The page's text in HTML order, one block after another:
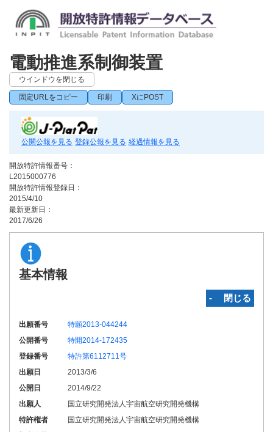
電動推進系制御装置
ウインドウを閉じる
固定URLをコピー 印刷 XにPOST
公開公報を見る 登録公報を見る 経過情報を見る
開放特許情報番号：
L2015000776
開放特許情報登録日：
2015/4/10
最新更新日：
2017/6/26
基本情報
‐ 閉じる
出願番号
特願2013-044244
公開番号
特開2014-172435
登録番号
特許第6112711号
出願日
2013/3/6
公開日
2014/9/22
出願人
国立研究開発法人宇宙航空研究開発機構
特許権者
国立研究開発法人宇宙航空研究開発機構